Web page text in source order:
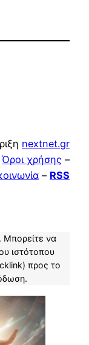
nextnet.gr
Όροι χρήσης –
– RSS
Μπορείτε να
ιστότοπου
προς το